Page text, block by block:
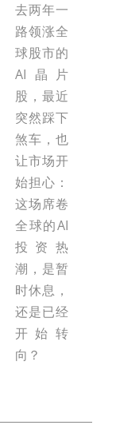
去两年一
路领涨全
球股市的
AI晶片
股，最近
突然踩下
煞车，也
让市场开
始担心：
这场席卷
全球的AI
投资热
潮，是暂
时休息，
还是已经
开始转
向？